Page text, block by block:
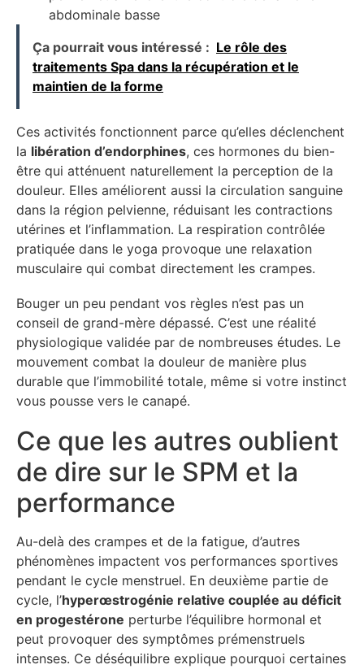
abdominale basse
Ça pourrait vous intéressé : Le rôle des
traitements Spa dans la récupération et le
maintien de la forme
Ces activités fonctionnent parce qu’elles déclenchent
la libération d’endorphines, ces hormones du bien-
être qui atténuent naturellement la perception de la
douleur. Elles améliorent aussi la circulation sanguine
dans la région pelvienne, réduisant les contractions
utérines et l’inflammation. La respiration contrôlée
pratiquée dans le yoga provoque une relaxation
musculaire qui combat directement les crampes.
Bouger un peu pendant vos règles n’est pas un
conseil de grand-mère dépassé. C’est une réalité
physiologique validée par de nombreuses études. Le
mouvement combat la douleur de manière plus
durable que l’immobilité totale, même si votre instinct
vous pousse vers le canapé.
Ce que les autres oublient
de dire sur le SPM et la
performance
Au-delà des crampes et de la fatigue, d’autres
phénomènes impactent vos performances sportives
pendant le cycle menstruel. En deuxième partie de
cycle, l’hyperœstrogénie relative couplée au déficit
en progestérone perturbe l’équilibre hormonal et
peut provoquer des symptômes prémenstruels
intenses. Ce déséquilibre explique pourquoi certaines